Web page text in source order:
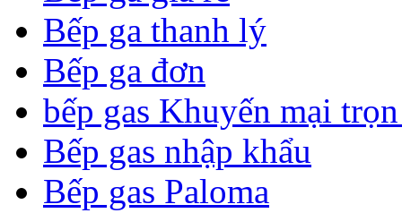
Bếp ga thanh lý
Bếp ga đơn
bếp gas Khuyến mại
Bếp gas nhập khẩu
Bếp gas Paloma